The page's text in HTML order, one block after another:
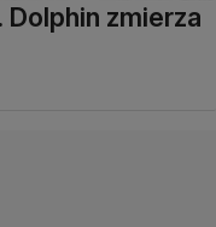
zmierza